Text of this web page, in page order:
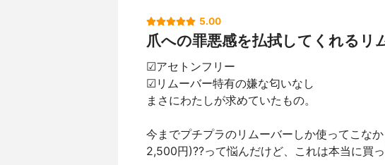
5.00
爪への罪悪感を払拭してくれるリ
☑︎アセトンフリー
☑︎リムーバー特有の嫌な匂いなし
まさにわたしが求めていたもの。
今までプチプラのリムーバーしか使ってこな
2,500円)??って悩んだけど、これは本当に買っ